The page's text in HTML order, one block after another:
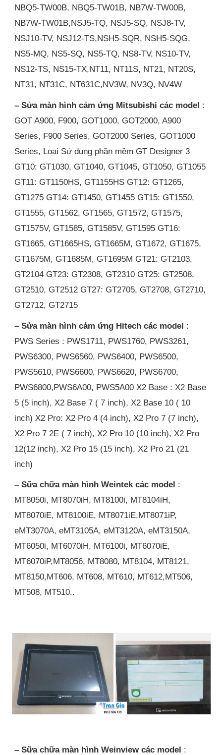
NBQ5-TW00B, NBQ5-TW01B, NB7W-TW00B,
NB7W-TW01B,NSJ5-TQ, NSJ5-SQ, NSJ8-TV,
NSJ10-TV, NSJ12-TS,NSH5-SQR, NSH5-SQG,
NS5-MQ, NS5-SQ, NS5-TQ, NS8-TV, NS10-TV,
NS12-TS, NS15-TX,NT11, NT11S, NT21, NT20S,
NT31, NT31C, NT631C,NV3W, NV3Q, NV4W
– Sửa màn hình cảm ứng Mitsubishi các model :
GOT A900, F900, GOT1000, GOT2000, A900
Series, F900 Series, GOT2000 Series, GOT1000
Series, Loại Sử dụng phần mềm GT Designer 3
GT10: GT1030, GT1040, GT1045, GT1050, GT1055
GT11: GT1150HS, GT1155HS GT12: GT1265,
GT1275 GT14: GT1450, GT1455 GT15: GT1550,
GT1555, GT1562, GT1565, GT1572, GT1575,
GT1575V, GT1585, GT1585V, GT1595 GT16:
GT1665, GT1665HS, GT1665M, GT1672, GT1675,
GT1675M, GT1685M, GT1695M GT21: GT2103,
GT2104 GT23: GT2308, GT2310 GT25: GT2508,
GT2510, GT2512 GT27: GT2705, GT2708, GT2710,
GT2712, GT2715
– Sửa màn hình cảm ứng Hitech các model :
PWS Series : PWS1711, PWS1760, PWS3261,
PWS6300, PWS6560, PWS6400, PWS6500,
PWS5610, PWS6600, PWS6620, PWS6700,
PWS6800,PWS6A00, PWS5A00 X2 Base : X2 Base
5 (5 inch), X2 Base 7 ( 7 inch), X2 Base 10 ( 10
inch) X2 Pro: X2 Pro 4 (4 inch), X2 Pro 7 (7 inch),
X2 Pro 7 2E ( 7 inch), X2 Pro 10 (10 inch), X2 Pro
12(12 inch), X2 Pro 15 (15 inch), X2 Pro 21 (21
inch)
– Sữa chữa màn hình Weintek các model :
MT8050i, MT8070iH, MT8100i, MT8104iH,
MT8070iE, MT8100iE, MT8071iE,MT8071iP,
eMT3070A, eMT3105A, eMT3120A, eMT3150A,
MT6050i, MT6070iH, MT6100i, MT6070iE,
MT6070iP,MT8056, MT8080, MT8104, MT8121,
MT8150,MT606, MT608, MT610, MT612,MT506,
MT508, MT510..
– Sữa chữa màn hình Weinview các model :